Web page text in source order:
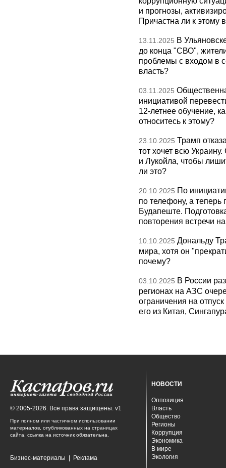
и прогнозы,
Причастна ли к этому
13.11.2025 В
до конца "СВО",
проблемы с входом в
власть?
03.11.2025
инициативой
12-летнее обучение,
относитесь к этому?
23.10.2025 Трамп
тот хочет всю
и Лукойла, чтобы
ли это?
20.10.2025 По
по телефону, а теперь
Будапеште.
повторения встречи
10.10.2025 Дональду
мира, хотя он
почему?
03.10.2025 В России
регионах на АЗС
ограничения на
его из Китая,
© 2005-2026. Все права защищены. v1
При полном или частичном использовании
материалов, опубликованных на страницах
сайта, ссылка на источник обязательна.
Бизнес-материалы Реклама
НОВОСТИ
Оппозиция
Власть
Общество
Регионы
Коррупция
Экономика
В мире
Экология